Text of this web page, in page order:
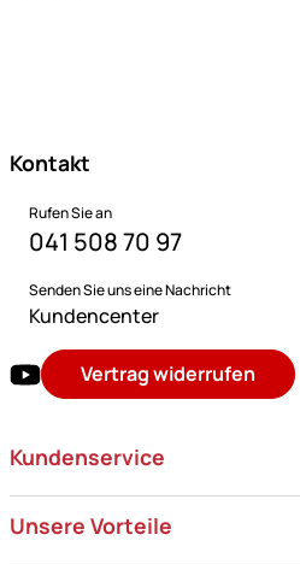
Kontakt
Rufen Sie an
041 508 70 97
Senden Sie uns eine Nachricht
Kundencenter
Vertrag widerrufen
Kundenservice
Unsere Vorteile